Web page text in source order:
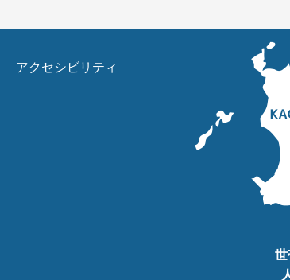
アクセシビリティ
世